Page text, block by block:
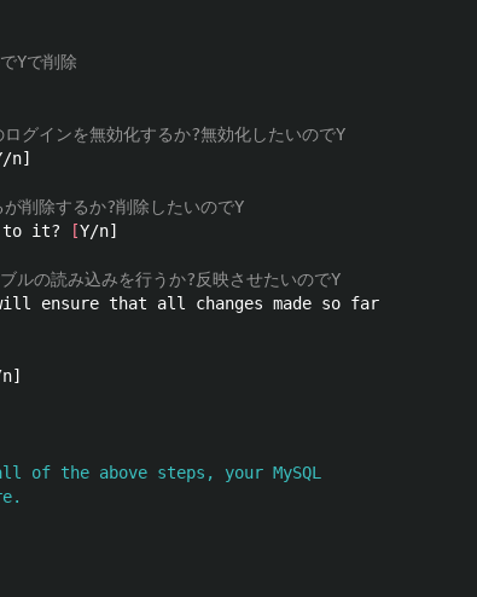
Yで削除
グインを無効化するか?無効化したいのでY
n]
削除するか?削除したいのでY
to it? [Y/n]
ルの読み込みを行うか?反映させたいのでY
ensure that all changes made so far
of the above steps, your MySQL